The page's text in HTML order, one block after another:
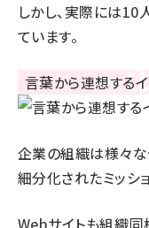
しかし、実際には
ています。
企業の組織は様々な
細分化されたミッシ
Webサイトも組織同